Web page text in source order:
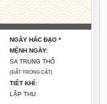
NGÀY HẮC ĐẠO *
MỆNH NGÀY:
SA TRUNG THỔ
(ĐẤT TRONG CÁT)
TIẾT KHÍ:
LẬP THU